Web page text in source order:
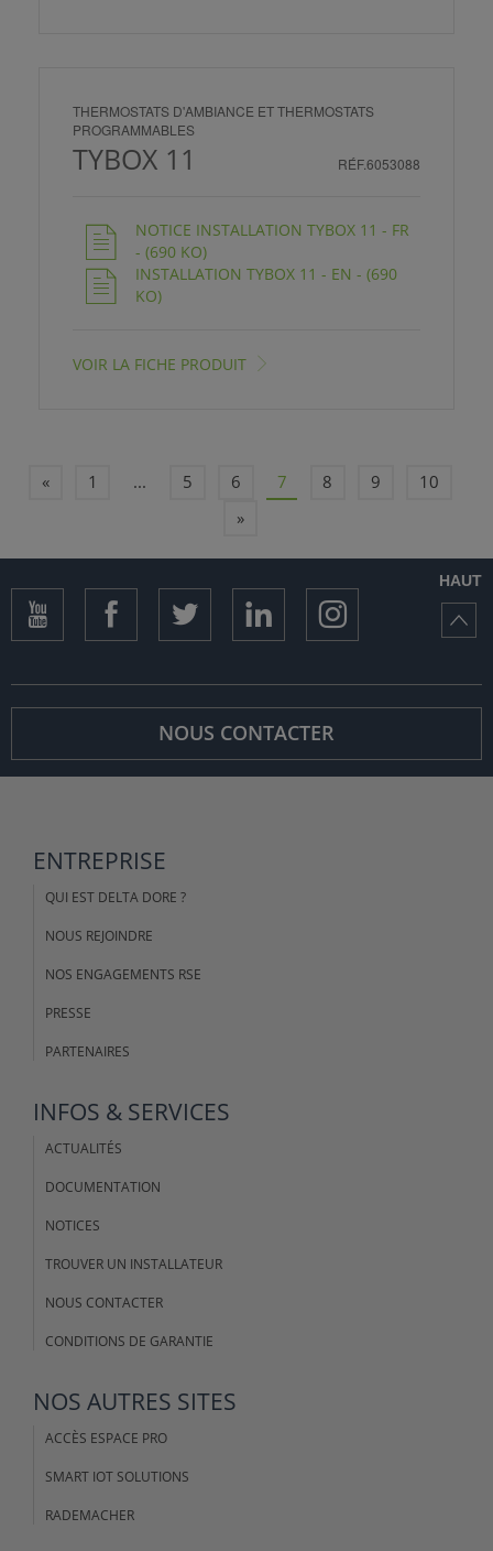
THERMOSTATS D'AMBIANCE ET THERMOSTATS
PROGRAMMABLES
TYBOX 11 RÉF.6053088
NOTICE INSTALLATION TYBOX 11 - FR
- (690 KO)
INSTALLATION TYBOX 11 - EN - (690
KO)
VOIR LA FICHE PRODUIT
« 1 ... 5 6 7 8 9
10
»
HAUT
NOUS CONTACTER
ENTREPRISE
QUI EST DELTA DORE ?
NOUS REJOINDRE
NOS ENGAGEMENTS RSE
PRESSE
PARTENAIRES
INFOS & SERVICES
ACTUALITÉS
DOCUMENTATION
NOTICES
TROUVER UN INSTALLATEUR
NOUS CONTACTER
CONDITIONS DE GARANTIE
NOS AUTRES SITES
ACCÈS ESPACE PRO
SMART IOT SOLUTIONS
RADEMACHER